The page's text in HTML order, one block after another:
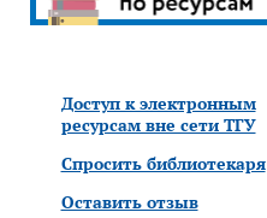
Доступ к электронным
ресурсам вне сети ТГУ
Спросить библиотекаря
Оставить отзыв